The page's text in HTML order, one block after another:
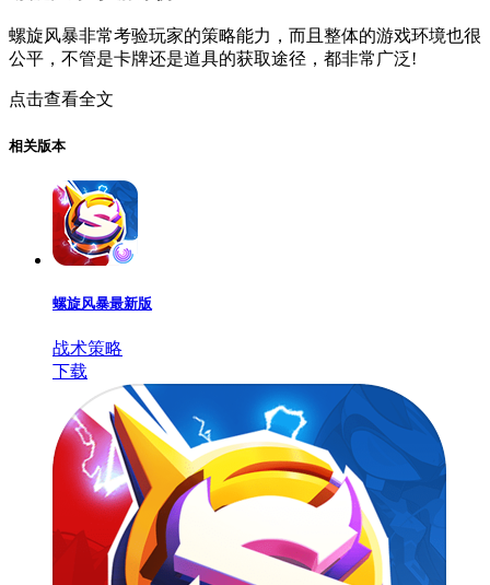
螺旋风暴非常考验玩家的策略能力，而且整体的游戏环境也很
公平，不管是卡牌还是道具的获取途径，都非常广泛!
点击查看全文
相关版本
螺旋风暴最新版
战术策略
下载